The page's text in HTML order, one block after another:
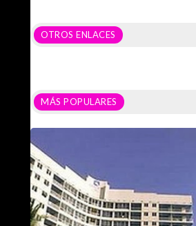
OTROS ENLACES
MÁS POPULARES